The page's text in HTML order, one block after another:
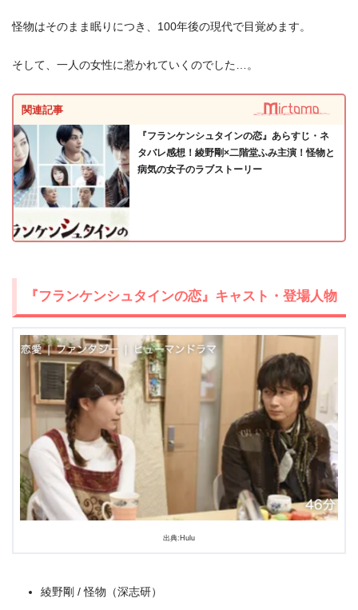
怪物はそのまま眠りにつき、100年後の現代で目覚めます。
そして、一人の女性に惹かれていくのでした…。
関連記事
『フランケンシュタインの恋』あらすじ・ネ
タバレ感想！綾野剛×二階堂ふみ主演！怪物と
病気の女子のラブストーリー
『フランケンシュタインの恋』キャスト・登場人物
出典:Hulu
綾野剛 / 怪物（深志研）